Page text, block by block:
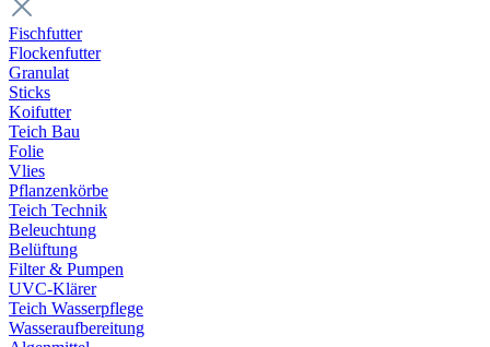
Fischfutter
Flockenfutter
Granulat
Sticks
Koifutter
Teich Bau
Folie
Vlies
Pflanzenkörbe
Teich Technik
Beleuchtung
Belüftung
Filter & Pumpen
UVC-Klärer
Teich Wasserpflege
Wasseraufbereitung